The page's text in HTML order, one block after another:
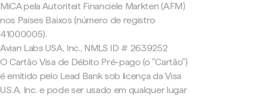
MiCA pela Autoriteit Financiële Markten (AFM)
nos Países Baixos (número de registro
41000005).
Avian Labs USA, Inc., NMLS ID # 2639252
O Cartão Visa de Débito Pré-pago (o "Cartão")
é emitido pelo Lead Bank sob licença da Visa
U.S.A. Inc. e pode ser usado em qualquer lugar